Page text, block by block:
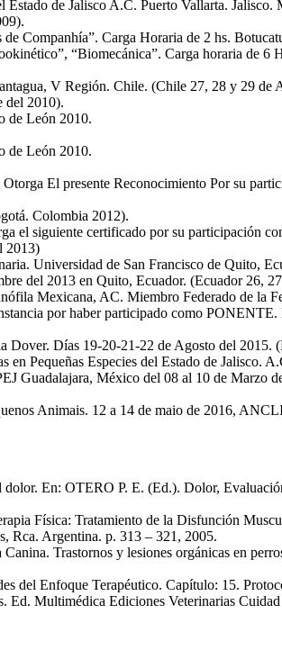
de Jalisco A.C. Puerto Vallarta.
Companhía”. Carga Horaria de 2 hs.
“Biomecánica”. Carga horaria de 6
V Región. Chile. (Chile 27, 28 y 29 de
del 2010).
de León 2010.
de León 2010.
El presente Reconocimiento Por su
Colombia 2012).
el siguiente certificado por su participación
2013)
Universidad de San Francisco de Quito,
del 2013 en Quito, Ecuador. (Ecuador 26,
Mexicana, AC. Miembro Federado de la
por haber participado como
Días 19-20-21-22 de Agosto del 2015.
Pequeñas Especies del Estado de Jalisco.
Guadalajara, México del 08 al 10 de Marzo
Animais. 12 a 14 de maio de 2016,
En: OTERO P. E. (Ed.). Dolor,
Física: Tratamiento de la Disfunción
Rca. Argentina. p. 313 – 321, 2005.
Trastornos y lesiones orgánicas en
Enfoque Terapéutico. Capítulo: 15.
Multimédica Ediciones Veterinarias